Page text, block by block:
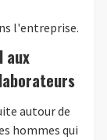
l'entreprise.
aux
autour de
hommes qui